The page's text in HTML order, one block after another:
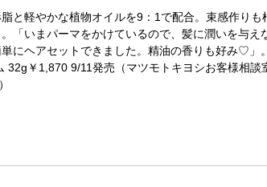
と軽やかな植物オイルを9：1で配合。束感作りも
「いまパーマをかけているので、髪に潤いを与え
にヘアセットできました。精油の香りも好み♡」
32g￥1,870 9/11発売（マツモトキヨシお客様相談